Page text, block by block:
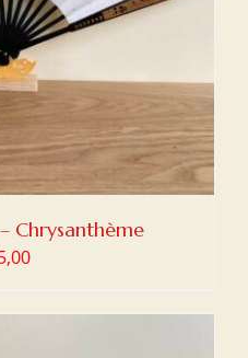
Chrysanthème